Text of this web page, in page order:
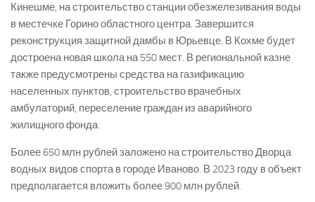
Кинешме, на строительство станции обезжелезивания воды
в местечке Горино областного центра. Завершится
реконструкция защитной дамбы в Юрьевце. В Кохме будет
достроена новая школа на 550 мест. В региональной казне
также предусмотрены средства на газификацию
населенных пунктов, строительство врачебных
амбулаторий, переселение граждан из аварийного
жилищного фонда.
Более 650 млн рублей заложено на строительство Дворца
водных видов спорта в городе Иваново. В 2023 году в объект
предполагается вложить более 900 млн рублей.